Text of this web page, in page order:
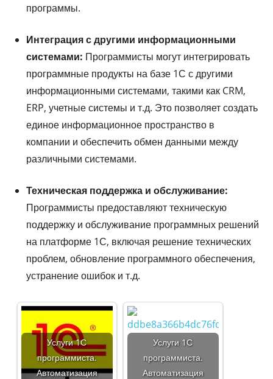
программы.
Интеграция с другими информационными
системами: Программисты могут интегрировать
программные продукты на базе 1С с другими
информационными системами, такими как CRM,
ERP, учетные системы и т.д. Это позволяет создать
единое информационное пространство в
компании и обеспечить обмен данными между
различными системами.
Техническая поддержка и обслуживание:
Программисты предоставляют техническую
поддержку и обслуживание программных решений
на платформе 1С, включая решение технических
проблем, обновление программного обеспечения,
устранение ошибок и т.д.
Услуги 1С
программиста.
Автоматизация
Услуги 1С
программиста.
Автоматизация